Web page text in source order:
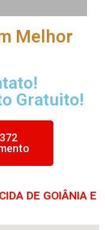
Melhor
Gratuito!
DE GOIÂNIA E